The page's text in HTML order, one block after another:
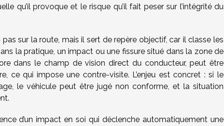
qu’il provoque et le risque qu’il fait peser sur l’intégrité du
sur la route, mais il sert de repère objectif, car il classe les
la pratique, un impact ou une fissure situé dans la zone de
dans le champ de vision direct du conducteur, peut être
ce qui impose une contre-visite. L’enjeu est concret : si le
le véhicule peut être jugé non conforme, et la situation
d’un impact en soi qui déclenche automatiquement une